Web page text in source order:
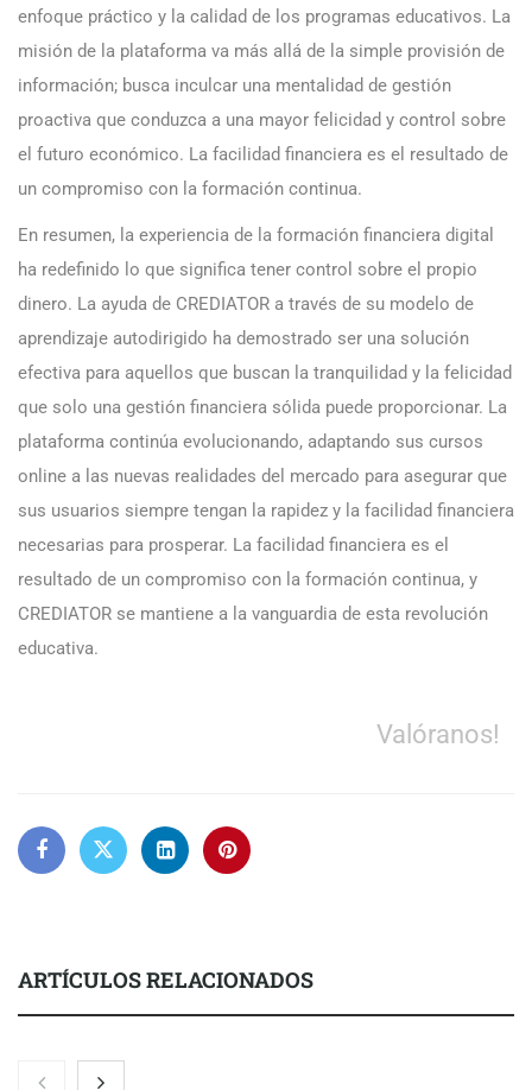
enfoque práctico y la calidad de los programas educativos. La
misión de la plataforma va más allá de la simple provisión de
información; busca inculcar una mentalidad de gestión
proactiva que conduzca a una mayor felicidad y control sobre
el futuro económico. La facilidad financiera es el resultado de
un compromiso con la formación continua.
En resumen, la experiencia de la formación financiera digital
ha redefinido lo que significa tener control sobre el propio
dinero. La ayuda de CREDIATOR a través de su modelo de
aprendizaje autodirigido ha demostrado ser una solución
efectiva para aquellos que buscan la tranquilidad y la felicidad
que solo una gestión financiera sólida puede proporcionar. La
plataforma continúa evolucionando, adaptando sus cursos
online a las nuevas realidades del mercado para asegurar que
sus usuarios siempre tengan la rapidez y la facilidad financiera
necesarias para prosperar. La facilidad financiera es el
resultado de un compromiso con la formación continua, y
CREDIATOR se mantiene a la vanguardia de esta revolución
educativa.
Valóranos!
ARTÍCULOS RELACIONADOS
Nicols presenta seis modelos de anillos de compromiso para el